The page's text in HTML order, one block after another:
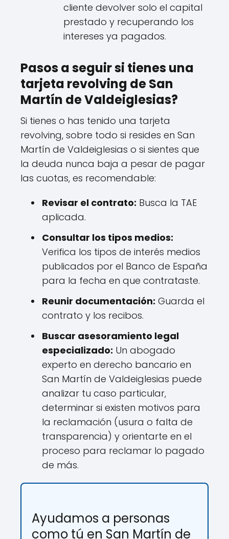
cliente devolver solo el capital
prestado y recuperando los
intereses ya pagados.
Pasos a seguir si tienes una
tarjeta revolving de San
Martín de Valdeiglesias?
Si tienes o has tenido una tarjeta
revolving, sobre todo si resides en San
Martín de Valdeiglesias o si sientes que
la deuda nunca baja a pesar de pagar
las cuotas, es recomendable:
Revisar el contrato: Busca la TAE
aplicada.
Consultar los tipos medios:
Verifica los tipos de interés medios
publicados por el Banco de España
para la fecha en que contrataste.
Reunir documentación: Guarda el
contrato y los recibos.
Buscar asesoramiento legal
especializado: Un abogado
experto en derecho bancario en
San Martín de Valdeiglesias puede
analizar tu caso particular,
determinar si existen motivos para
la reclamación (usura o falta de
transparencia) y orientarte en el
proceso para reclamar lo pagado
de más.
Ayudamos a personas
como tú en San Martín de